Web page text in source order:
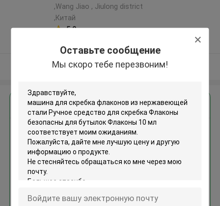
Оставьте сообщение
Мы скоро тебе перезвоним!
,Wang Jiao , Jiulong district
,Китай
5.0
поставщик
Осмотрите больше
Получить лучшую цену для
машина для скребка флаконов
из нержавеющей стали Ручное
средство для скребка
Флаконы безопасны для
бутылок Флаконы 10 мл